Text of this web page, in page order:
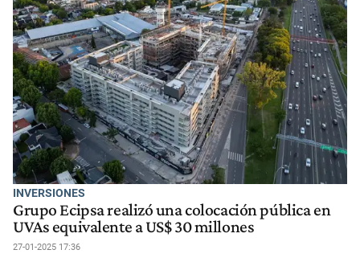
INVERSIONES
Grupo Ecipsa realizó una colocación pública en
UVAs equivalente a US$ 30 millones
27-01-2025 17:36